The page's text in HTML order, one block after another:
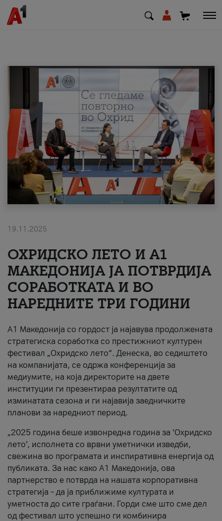
МК SQ
Приватни Деловни
Поддршка
Надополни кредит
#ПодобарОнлајн
19.11.2025
ОХРИДСКО ЛЕТО И A1
МАКЕДОНИЈА ЈА ПОТВРДИЈА
СОРАБОТКАТА И ВО
НАРЕДНИТЕ ТРИ ГОДИНИ
A1 Македонија со гордост ја најавува продолжената
стратегиска соработка со престижниот културен
фестивал „Охридско лето“. Денеска, во седиштето
на компанијата, се одржа конференција за
медиумите, на која директорите на двете
институции ги презентираа резултатите од
изминатата сезона и ги најавија заедничките
планови за наредниот период.
„2025 година беше извонредна година за ‘Охридско
лето’, исполнета со врвни уметнички изведби,
свежина во програмата и инспиративна енергија од
публиката. За нас како A1 Македонија, ова
партнерство е потврда на нашата корпоративна
стратегија – да ја приближиме културата и
уметноста до сите граѓани. Горди сме што сме дел
од фестивал што успешно ги комбинира